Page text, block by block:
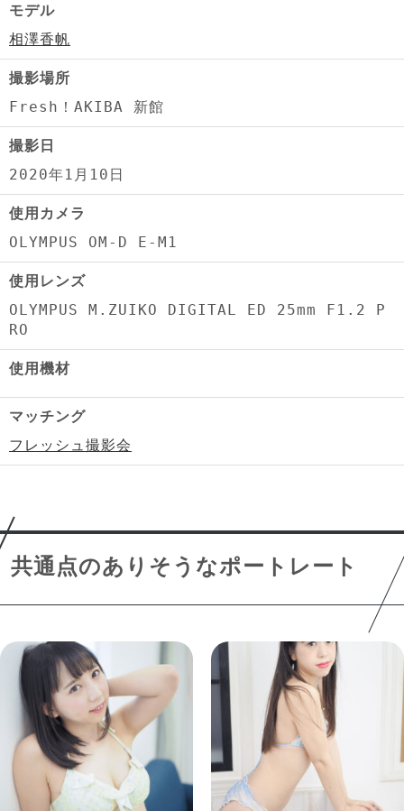
モデル
相澤香帆
撮影場所
Fresh！AKIBA 新館
撮影日
2020年1月10日
使用カメラ
OLYMPUS OM-D E-M1
使用レンズ
OLYMPUS M.ZUIKO DIGITAL ED 25mm F1.2 P
RO
使用機材
マッチング
フレッシュ撮影会
共通点のありそうなポートレート